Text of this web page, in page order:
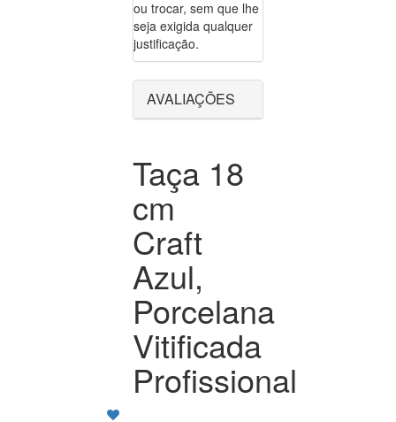
ou trocar, sem que lhe
seja exigida qualquer
justificação.
AVALIAÇÕES
Taça 18
cm
Craft
Azul,
Porcelana
Vitificada
Profissional